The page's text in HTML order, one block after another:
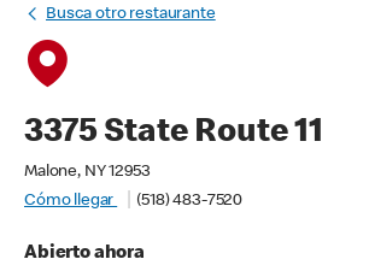
Busca otro restaurante
3375 State Route 11
Malone, NY 12953
Cómo llegar
(518) 483-7520
Abierto ahora